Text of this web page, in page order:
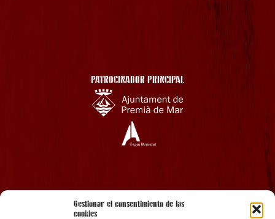
Gestionar el consentimiento de las
cookies
PATROCINADOR PRINCIPAL
AMB EL SUPORT